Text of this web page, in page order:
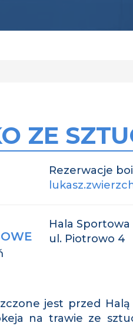
ZE
Rezerwacje
Hala Sportowa
ul. Piotrowo 4
jest przed
na trawie ze